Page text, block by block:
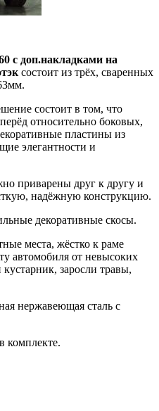
с доп.накладками на
состоит из трёх, сваренных
состоит в том, что
относительно боковых,
пластины из
элегантности и
приварены друг к другу и
надёжную конструкцию.
декоративные скосы.
места, жёстко к раме
автомобиля от невысоких
заросли травы,
нержавеющая сталь с
комплекте.